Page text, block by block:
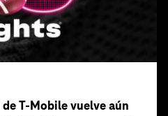
T‑Mobile vuelve aún